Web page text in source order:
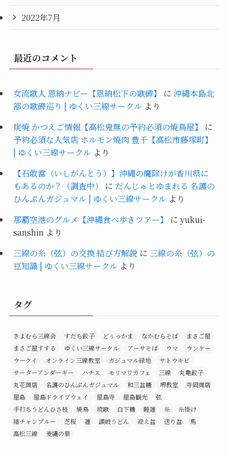
2022年7月
最近のコメント
女流歌人 恩納ナビー【恩納松下の歌碑】 に 沖縄本島北
部の歌碑巡り | ゆくい三線サークルより
炭焼 かつえご情報【高松鬼無の予約必須の焼鳥屋】
に
予約必須な人気店 ホルモン焼肉 豊千【高松市藤塚町】
| ゆくい三線サークルより
【石敢當（いしがんとう）】沖縄の魔除けが香川県に
もあるのか？（調査中）
に だんじゅとゆまれる 名護の
ひんぷんガジュマル | ゆくい三線サークルより
那覇空港のグルメ【沖縄食べ歩きツアー】
に yukui-
sanshin より
三線の糸（弦）の交換 結び方解説 に 三線の糸（弦）の
豆知識 | ゆくい三線サークルより
タグ
きよむら三線会 すだち餃子 どぅっかま なかむらそば
まさご屋
まさご屋すする
ゆくい三線サークル アーサそば ウマ
ウンケー
ウークイ
オンライン三線教室 ガジュマル緑地
サトウキビ
サーターアンダーギー
ハチス モリマリカフェ 三線
丸亀餃子
丸花商店
名護のひんぷんガジュマル 和三盆糖 堺教室
寺岡商店
屋島
屋島ドライブウェイ 屋島寺 屋島観光
弦
手打ちうどんひさ枝
焼鳥 琉歌 白下糖 睡蓮 糸
糸掛け
結チャンプルー
芝桜 蓮 讃岐うどん 迎え盆 送り盆
馬
高松三線
麦縄の里